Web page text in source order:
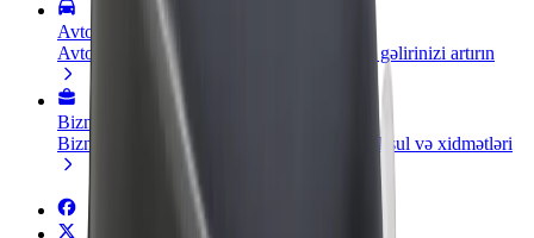
Avtopark sahibi kimi qeydiyyatdan keçin
Avtoparkınızı Bolt platformasına qoşun və gəlirinizi artırın
Biznes üçün Bolt
Biznesiniz üçün miqyaslandırılmış Bolt məhsul və xidmətləri